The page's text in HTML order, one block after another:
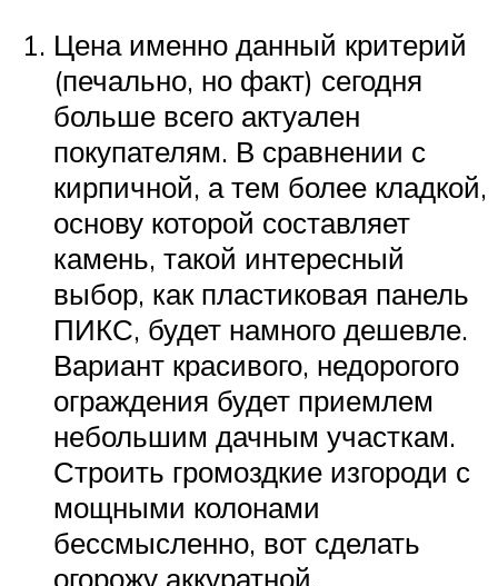
Цена именно данный критерий
(печально, но факт) сегодня
больше всего актуален
покупателям. В сравнении с
кирпичной, а тем более кладкой,
основу которой составляет
камень, такой интересный
выбор, как пластиковая панель
ПИКС, будет намного дешевле.
Вариант красивого, недорогого
ограждения будет приемлем
небольшим дачным участкам.
Строить громоздкие изгороди с
мощными колонами
бессмысленно, вот сделать
огорожу аккуратной,